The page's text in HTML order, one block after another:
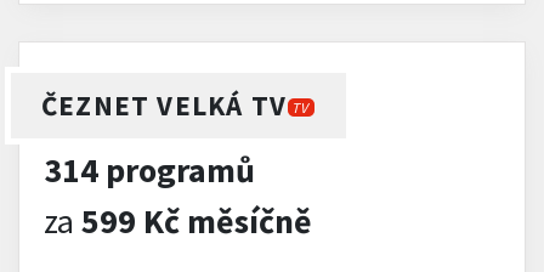
ČEZNET VELKÁ TV TV
314 programů
za 599 Kč měsíčně